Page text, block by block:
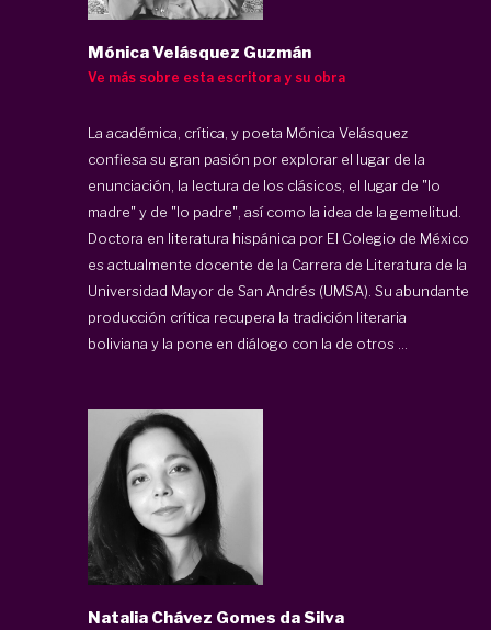
Mónica Velásquez Guzmán
Ve más sobre esta escritora y su obra
La académica, crítica, y poeta Mónica Velásquez
confiesa su gran pasión por explorar el lugar de la
enunciación, la lectura de los clásicos, el lugar de "lo
madre" y de "lo padre", así como la idea de la gemelitud.
Doctora en literatura hispánica por El Colegio de México
es actualmente docente de la Carrera de Literatura de la
Universidad Mayor de San Andrés (UMSA). Su abundante
producción crítica recupera la tradición literaria
boliviana y la pone en diálogo con la de otros ...
Natalia Chávez Gomes da Silva